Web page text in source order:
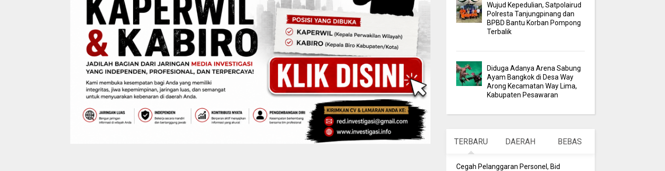
Wujud Kepedulian, Satpolairud
Polresta Tanjungpinang dan
BPBD Bantu Korban Pompong
Terbalik
Diduga Adanya Arena Sabung
Ayam Bangkok di Desa Way
Arong Kecamatan Way Lima,
Kabupaten Pesawaran
TERBARU DAERAH BEBAS
Cegah Pelanggaran Personel, Bid